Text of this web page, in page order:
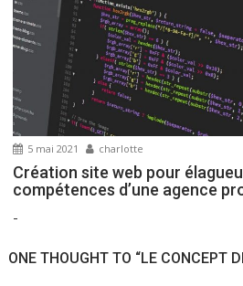
5 mai 2021 charlotte
Création site web pour
compétences d’une agence
-
ONE THOUGHT TO “LE CONCEPT